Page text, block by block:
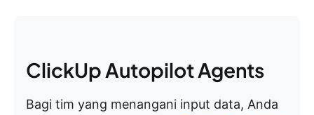
ClickUp Autopilot Agents
Bagi tim yang menangani input data, Anda